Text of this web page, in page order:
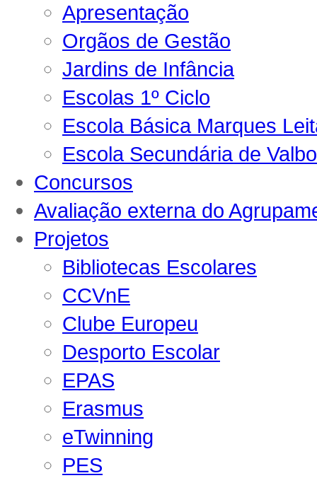
Apresentação
Orgãos de Gestão
Jardins de Infância
Escolas 1º Ciclo
Escola Básica Marques
Escola Secundária de
Concursos
Avaliação externa do
Projetos
Bibliotecas Escolares
CCVnE
Clube Europeu
Desporto Escolar
EPAS
Erasmus
eTwinning
PES